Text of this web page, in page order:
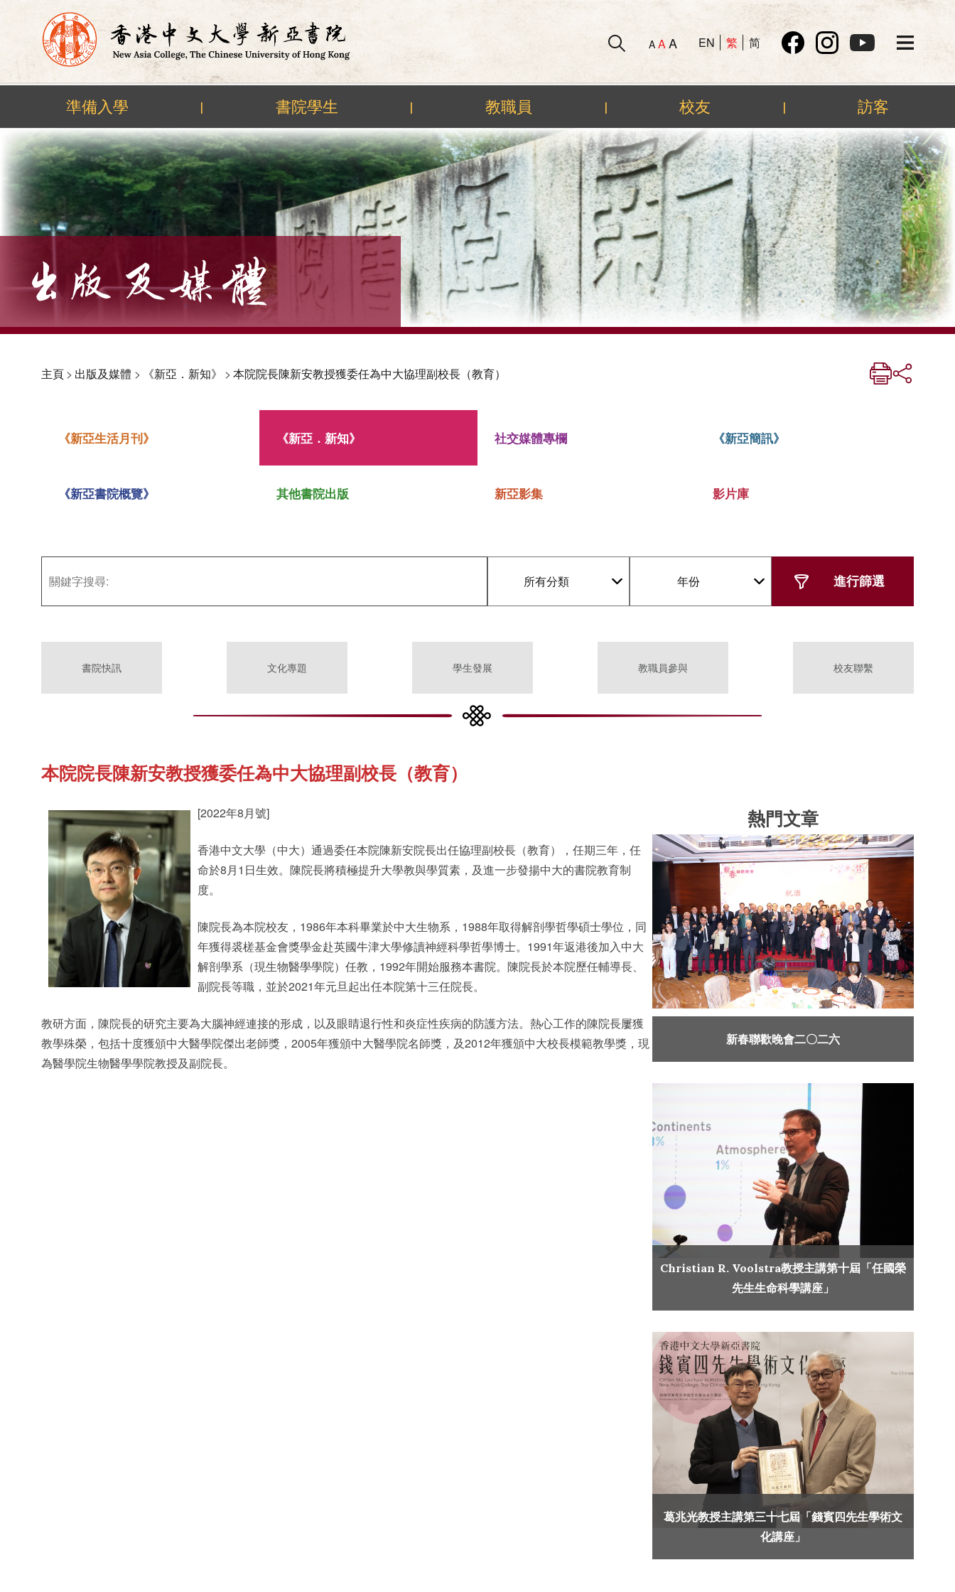
Skip
content
A AA EN 繁 简
準備入學 | 書院學生 | 教職員 | 校友 | 訪客
主頁> 出版及媒體 > 《新亞．新知》 > 本院院長陳新安教授獲委任為中大協理副校長（教育）
《新亞生活月刊》 《新亞．新知》 社交媒體專欄 《新亞簡訊》
《新亞書院概覽》 其他書院出版 新亞影集 影片庫
所有分類 年份
書院快訊 文化專題 學生發展 教職員參與 校友聯繫
本院院長陳新安教授獲委任為中大協理副校長（教育）
[2022年8月號]
香港中文大學（中大）通過委任本院陳新安院長出任協理副校長（教育），任期三年，任
命於8月1日生效。陳院長將積極提升大學教與學質素，及進一步發揚中大的書院教育制
度。
陳院長為本院校友，1986年本科畢業於中大生物系，1988年取得解剖學哲學碩士學位，同
年獲得裘槎基金會獎學金赴英國牛津大學修讀神經科學哲學博士。1991年返港後加入中大
解剖學系（現生物醫學學院）任教，1992年開始服務本書院。陳院長於本院歷任輔導長、
副院長等職，並於2021年元旦起出任本院第十三任院長。
教研方面，陳院長的研究主要為大腦神經連接的形成，以及眼睛退行性和炎症性疾病的防護方法。熱心工作的陳院長屢獲
教學殊榮，包括十度獲頒中大醫學院傑出老師獎，2005年獲頒中大醫學院名師獎，及2012年獲頒中大校長模範教學獎，現
為醫學院生物醫學學院教授及副院長。
熱門文章
新春聯歡晚會二〇二六
Christian R. Voolstra教授主講第十屆「任國榮
先生生命科學講座」
葛兆光教授主講第三十七屆「錢賓四先生學術文
化講座」